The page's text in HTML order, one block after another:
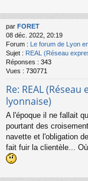
par FORET
08 déc. 2022, 20:19
Forum : Le forum de Lyon
Sujet : REAL (Réseau
Réponses : 343
Vues : 730771
Re: REAL
lyonnaise)
A l'époque il ne fallait
pourtant des
navette et l'obligation
fait fuir la clientèle...